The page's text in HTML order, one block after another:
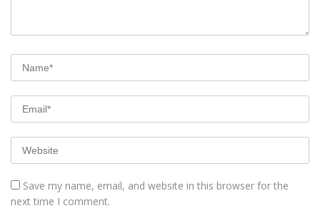
Save my name, email, and website in this browser for the
next time I comment.